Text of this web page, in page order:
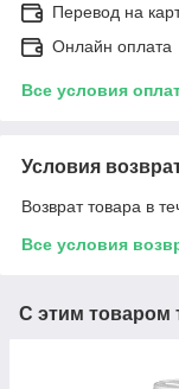
Перевод на
Онлайн оплата
Все условия
Условия
Возврат товара в
Все условия
С этим товаром